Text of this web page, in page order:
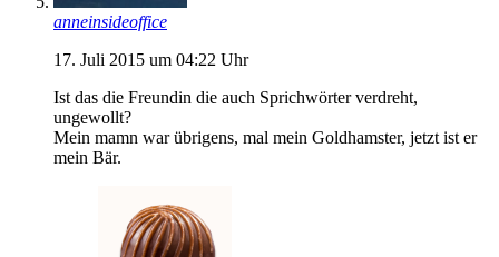
anneinsideoffice
17. Juli 2015 um 04:22 Uhr
Ist das die Freundin die auch Sprichwörter verdreht,
ungewollt?
Mein mamn war übrigens, mal mein Goldhamster, jetzt ist er
mein Bär.